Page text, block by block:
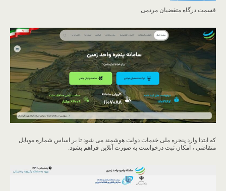
قسمت درگاه متقضیان مردمی
که ابتدا وارد پنجره ملی خدمات دولت هوشمند می شود تا بر اساس شماره موبایل
متقاضی ، امکان ثبت درخواست به صورت آنلاین فراهم بشود.